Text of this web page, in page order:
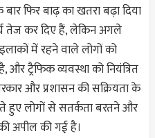
फिर बाढ़ का खतरा बढ़ा दिया
तेज कर दिए हैं, लेकिन अगले
में रहने वाले लोगों को
और ट्रैफिक व्यवस्था को नियंत्रित
और प्रशासन की सक्रियता के
हुए लोगों से सतर्कता बरतने और
अपील की गई है।